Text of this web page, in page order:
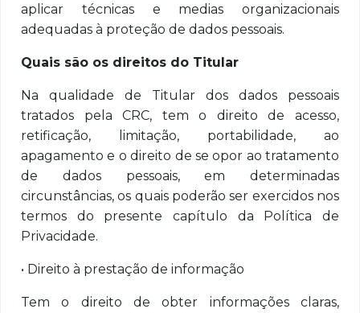
aplicar técnicas e medias organizacionais
adequadas à proteção de dados pessoais.
Quais são os direitos do Titular
Na qualidade de Titular dos dados pessoais
tratados pela CRC, tem o direito de acesso,
retificação, limitação, portabilidade, ao
apagamento e o direito de se opor ao tratamento
de dados pessoais, em determinadas
circunstâncias, os quais poderão ser exercidos nos
termos do presente capítulo da Política de
Privacidade.
• Direito à prestação de informação
Tem o direito de obter informações claras,